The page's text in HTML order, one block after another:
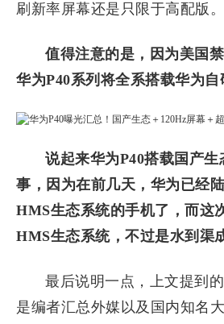
刷新率屏幕还是只限于高配版。
值得注意的是，因为美国
华为P40系列将全系搭载华为自
说起来华为P40搭载国产
事，因为在前几天，华为已经
HMS生态系统的手机了，而这
HMS生态系统，不过是水到渠
最后说明一点，上文提到
是编者汇总外媒以及国内知名